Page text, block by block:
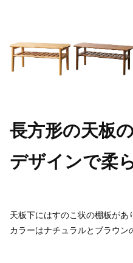
長方形の天板
デザインで柔
天板下にはすのこ状の棚板があ
カラーはナチュラルとブラウン